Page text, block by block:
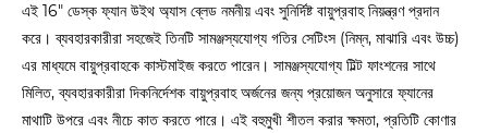
এই 16" ডেস্ক ফ্যান উইথ অ্যাস ব্লেড নমনীয় এবং সুনির্দিষ্ট বায়ুপ্রবাহ নিয়ন্ত্রণ প্রদান
করে। ব্যবহারকারীরা সহজেই তিনটি সামঞ্জস্যযোগ্য গতির সেটিংস (নিম্ন, মাঝারি এবং উচ্চ)
এর মাধ্যমে বায়ুপ্রবাহকে কাস্টমাইজ করতে পারেন। সামঞ্জস্যযোগ্য টিল্ট ফাংশনের সাথে
মিলিত, ব্যবহারকারীরা দিকনির্দেশক বায়ুপ্রবাহ অর্জনের জন্য প্রয়োজন অনুসারে ফ্যানের
মাথাটি উপরে এবং নীচে কাত করতে পারে। এই বহুমুখী শীতল করার ক্ষমতা, প্রতিটি কোণার